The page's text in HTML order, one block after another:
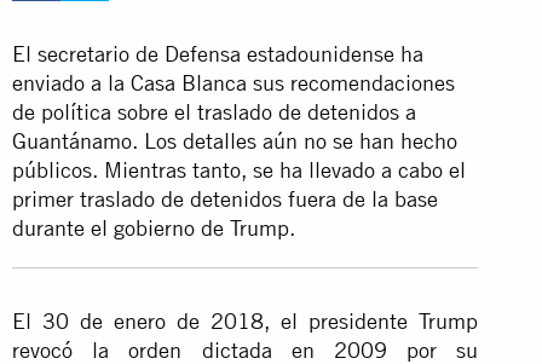
El secretario de Defensa estadounidense ha
enviado a la Casa Blanca sus recomendaciones
de política sobre el traslado de detenidos a
Guantánamo. Los detalles aún no se han hecho
públicos. Mientras tanto, se ha llevado a cabo el
primer traslado de detenidos fuera de la base
durante el gobierno de Trump.
El 30 de enero de 2018, el presidente Trump
revocó la orden dictada en 2009 por su